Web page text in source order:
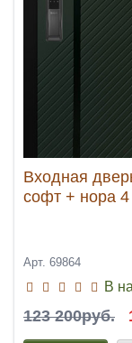
Входная
софт + нора 4
Арт. 69864
В
123 200руб.